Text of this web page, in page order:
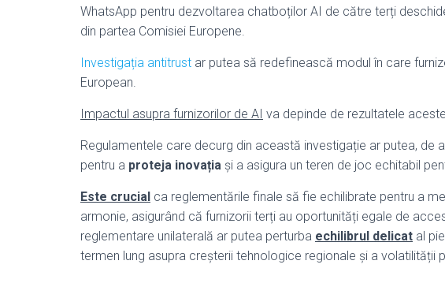
WhatsApp pentru dezvoltarea chatboților AI de către terți
din partea Comisiei Europene.
Investigația antitrust ar putea să redefinească modul în care
European.
Impactul asupra furnizorilor de AI va depinde de rezultatele
Regulamentele care decurg din această investigație ar putea, de
pentru a proteja inovația și a asigura un teren de joc echitabil
Este crucial ca reglementările finale să fie echilibrate pentru a
armonie, asigurând că furnizorii terți au oportunități egale de
reglementare unilaterală ar putea perturba echilibrul delicat al
termen lung asupra creșterii tehnologice regionale și a volatilității